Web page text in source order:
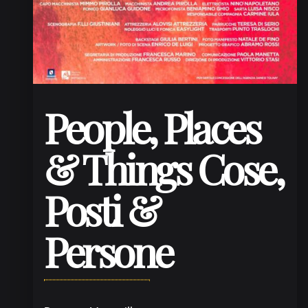
People, Places
& Things Cose,
Posti &
Persone